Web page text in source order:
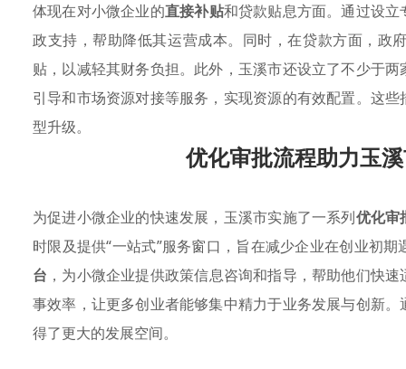
体现在对小微企业的直接补贴和贷款贴息方面。通过设
政支持，帮助降低其运营成本。同时，在贷款方面，政
贴，以减轻其财务负担。此外，玉溪市还设立了不少于两
引导和市场资源对接等服务，实现资源的有效配置。这
型升级。
优化审批流程助力玉
为促进小微企业的快速发展，玉溪市实施了一系列优化审
时限及提供“一站式”服务窗口，旨在减少企业在创业初
台 ，为小微企业提供政策信息咨询和指导，帮助他们快
事效率，让更多创业者能够集中精力于业务发展与创新
得了更大的发展空间。